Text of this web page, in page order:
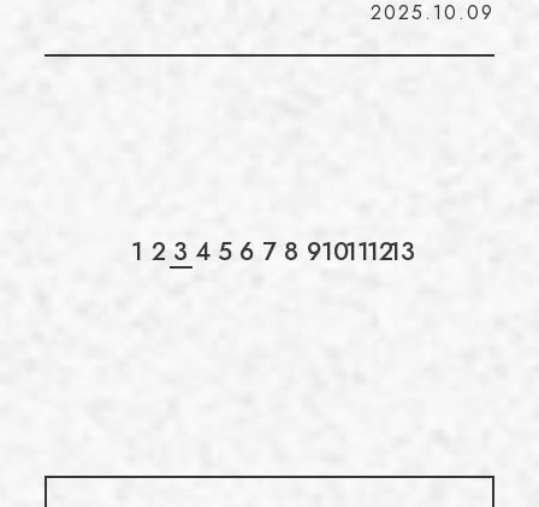
2025.10.09
1 2 3 4 5 6 7 8 910111213